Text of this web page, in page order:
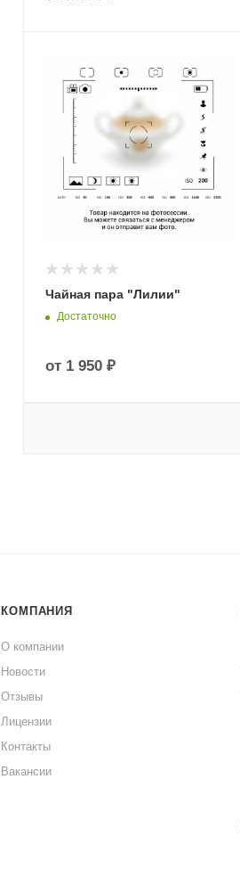
Чайная пара "Лилии"
Достаточно
от 1 950 ₽
КОМПАНИЯ
О компании
Новости
Отзывы
Лицензии
Контакты
Вакансии